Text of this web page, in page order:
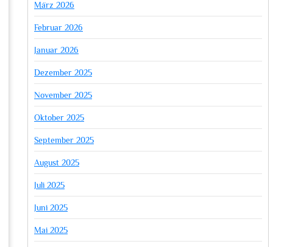
März 2026
Februar 2026
Januar 2026
Dezember 2025
November 2025
Oktober 2025
September 2025
August 2025
Juli 2025
Juni 2025
Mai 2025